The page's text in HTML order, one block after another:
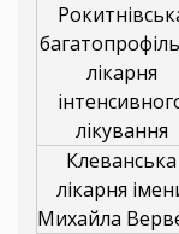
лікарня
лікування
Клеванська
лікарня
Михайла